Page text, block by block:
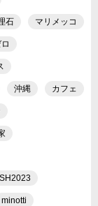
石 マリメッコ
沖縄 カフェ
minotti